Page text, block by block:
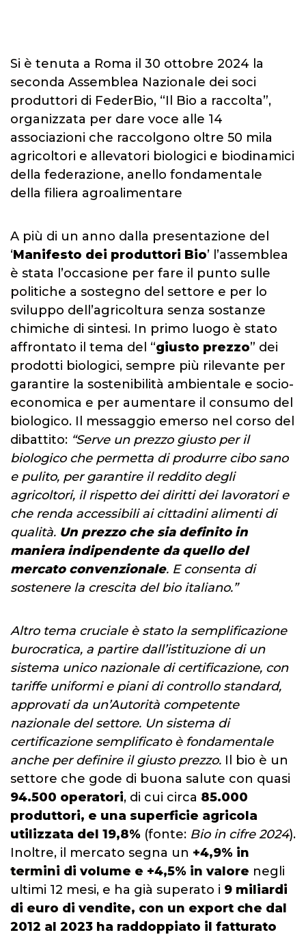
Si è tenuta a Roma il 30 ottobre 2024 la
seconda Assemblea Nazionale dei soci
produttori di FederBio, “Il Bio a raccolta”,
organizzata per dare voce alle 14
associazioni che raccolgono oltre 50 mila
agricoltori e allevatori biologici e biodinamici
della federazione, anello fondamentale
della filiera agroalimentare
A più di un anno dalla presentazione del
‘Manifesto dei produttori Bio’ l’assemblea
è stata l’occasione per fare il punto sulle
politiche a sostegno del settore e per lo
sviluppo dell’agricoltura senza sostanze
chimiche di sintesi. In primo luogo è stato
affrontato il tema del “giusto prezzo” dei
prodotti biologici, sempre più rilevante per
garantire la sostenibilità ambientale e socio-
economica e per aumentare il consumo del
biologico. Il messaggio emerso nel corso del
dibattito: “Serve un prezzo giusto per il
biologico che permetta di produrre cibo sano
e pulito, per garantire il reddito degli
agricoltori, il rispetto dei diritti dei lavoratori e
che renda accessibili ai cittadini alimenti di
qualità. Un prezzo che sia definito in
maniera indipendente da quello del
mercato convenzionale. E consenta di
sostenere la crescita del bio italiano.”
Altro tema cruciale è stato la semplificazione
burocratica, a partire dall’istituzione di un
sistema unico nazionale di certificazione, con
tariffe uniformi e piani di controllo standard,
approvati da un’Autorità competente
nazionale del settore. Un sistema di
certificazione semplificato è fondamentale
anche per definire il giusto prezzo. Il bio è un
settore che gode di buona salute con quasi
94.500 operatori, di cui circa 85.000
produttori, e una superficie agricola
utilizzata del 19,8% (fonte: Bio in cifre 2024).
Inoltre, il mercato segna un +4,9% in
termini di volume e +4,5% in valore negli
ultimi 12 mesi, e ha già superato i 9 miliardi
di euro di vendite, con un export che dal
2012 al 2023 ha raddoppiato il fatturato